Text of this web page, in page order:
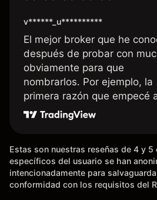
v******_u**********
El mejor broker que he
después de probar con
obviamente para que
nombrarlos. Por ejemplo, la
primera razón que empecé
usar Capital fue la llegada
dinero de inmediato a mi
existentes en el mercado
tardan días o tienen mucha
burocracia; y la segunda
Estas son nuestras reseñas de 4 y
específicos del usuario se han
intencionadamente para
conformidad con los requisitos del